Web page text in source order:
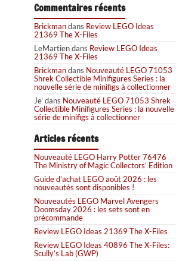
Commentaires récents
Brickmandans Review LEGO Ideas
21369 The X-Files
LeMartiendans Review LEGO Ideas
21369 The X-Files
Brickmandans Nouveauté LEGO 71053
Shrek Collectible Minifigures Series : la
nouvelle série de minifigs à collectionner
Je' dans Nouveauté LEGO 71053 Shrek
Collectible Minifigures Series : la nouvelle
série de minifigs à collectionner
Articles récents
Nouveauté LEGO Harry Potter 76476
The Ministry of Magic Collectors’ Edition
Guide d’achat LEGO août 2026 : les
nouveautés sont disponibles !
Nouveautés LEGO Marvel Avengers
Doomsday 2026 : les sets sont en
précommande
Review LEGO Ideas 21369 The X-Files
Review LEGO Ideas 40896 The X-Files:
Scully’s Lab (GWP)